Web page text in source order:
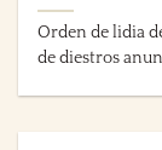
Orden de lidia
de diestros